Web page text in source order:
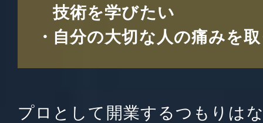
技術を学びたい
自分の大切な人の痛みを
プロとして開業するつもりは